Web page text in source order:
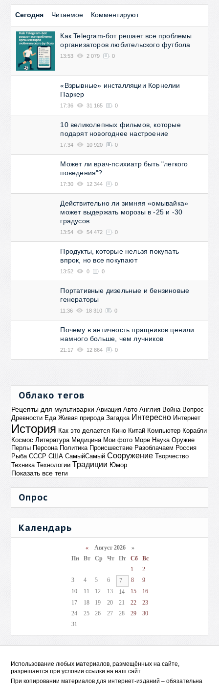
Сегодня Читаемое Комментируют
Как Telegram-бот решает все проблемы
организаторов любительского футбола
13:53 2 079 0
«Взрывные» инсталляции Корнелии
Паркер
17:36 31 165 0
10 великолепных фильмов, которые
подарят новогоднее настроение
17:34 10 920 0
Может ли врач-психиатр быть "легкого
поведения"?
17:30 12 344 0
Действительно ли зимняя «омывайка»
может выдержать морозы в -25 и -30
градусов
13:54 54 472 0
Продукты, которые нельзя покупать
впрок, но все покупают
13:52 0 0
Портативные дизельные и бензиновые
генераторы
11:36 18 310 0
Почему в античность пращников ценили
намного больше, чем лучников
21:17 12 864 0
Облако тегов
Рецепты для мультиварки Авиация Авто Англия Война Вопрос
Древности Еда Живая природа Загадка Интересно Интернет
История Как это делается Кино Китай Компьютер Корабли
Космос Литература Медицина Мои фото Море Наука Оружие
Перлы Персона Политика Происшествие Разоблачаем Россия
Рыба СССР США СамыйСамый Сооружение Творчество
Техника Технологии Традиции Юмор
Показать все теги
Опрос
Календарь
«Август 2026 »
Пн
Вт Ср Чт Пт Сб
Вс
1
2
3
4 5 6 7 8
9
10
11 12 13 14 15
16
17
18 19 20 21 22
23
24
25 26 27 28 29
30
31
Использование любых материалов, размещённых на сайте,
разрешается при условии ссылки на наш сайт.
При копировании материалов для интернет-изданий – обязательна